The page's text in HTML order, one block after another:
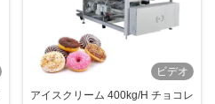
ビデオ
アイスクリーム 400kg/H チョコレ